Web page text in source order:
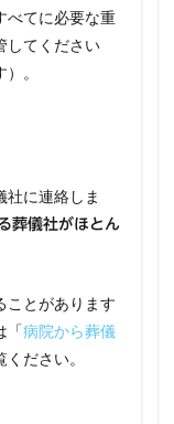
べてに必要な重
してください
。
社に連絡しま
葬儀社がほとん
ことがあります
「病院から葬儀
ください。